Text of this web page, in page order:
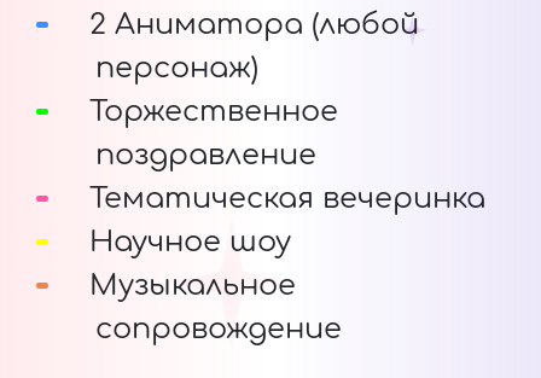
2 Аниматора (любой
персонаж)
Торжественное
поздравление
Тематическая вечеринка
Научное шоу
Музыкальное
сопровождение